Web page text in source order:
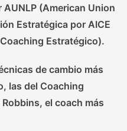
(American Union
Estratégica por AICE
Estratégico).
de cambio más
las del Coaching
, el coach más